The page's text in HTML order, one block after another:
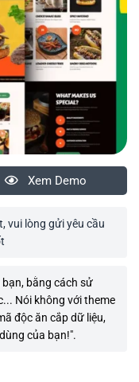
Xem Demo
vui lòng gửi yêu cầu
bằng cách sử
Nói không với theme
độc ăn cắp dữ liệu,
của bạn!".